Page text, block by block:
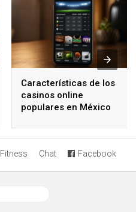
Características de los
casinos online
populares en México
Fitness Chat Facebook